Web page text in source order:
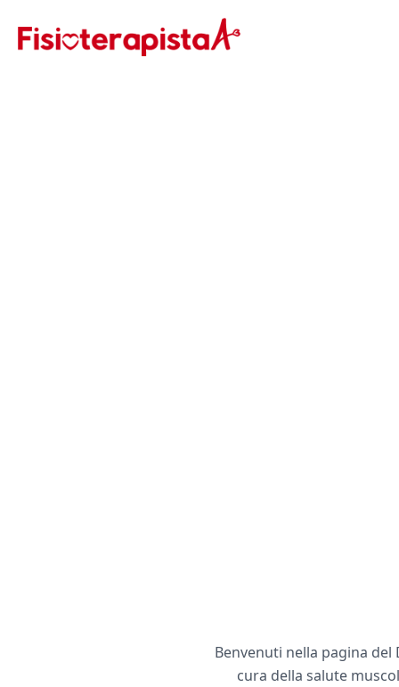
Benvenuti nella pagina
cura della salute